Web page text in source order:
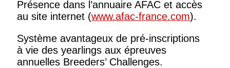
Présence dans l’annuaire AFAC et accès
au site internet (www.afac-france.com).
Système avantageux de pré-inscriptions
à vie des yearlings aux épreuves
annuelles Breeders’ Challenges.